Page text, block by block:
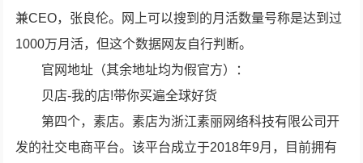
兼CEO，张良伦。网上可以搜到的月活数量号称是达到过
1000万月活，但这个数据网友自行判断。
官网地址（其余地址均为假官方）：
贝店-我的店!带你买遍全球好货
第四个，素店。素店为浙江素丽网络科技有限公司开
发的社交电商平台。该平台成立于2018年9月，目前拥有